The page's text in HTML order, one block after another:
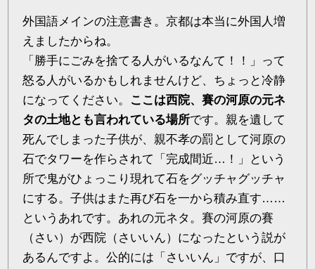
外国語メインの注意書き。京都は本当に外国人増
えましたからね。
「勝手にごみを捨てる人がいるなんて！！」って
怒る人がいるかもしれませんけど、ちょっと冷静
になってください。 ここは西院、賽の河原の元ネ
タの土地とも言われている場所です。親を遺して
死んでしまった子供が、親不孝の罰として河原の
石でタワーを作らされて「完成間近…！」という
所で鬼がひょっこり現れて石をグッチャグッチャ
にする。子供はまた再び石を一から積み直す……
というあれです。あれの元ネタ。賽の河原の賽
（さい）が西院（さいいん）になったという説が
あるんですよ。公的には「さいいん」ですが、口